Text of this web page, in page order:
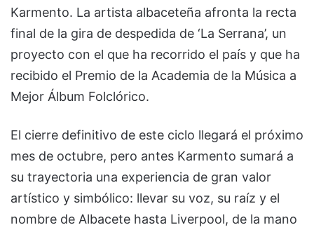
Karmento. La artista albaceteña afronta la recta
final de la gira de despedida de ‘La Serrana’, un
proyecto con el que ha recorrido el país y que ha
recibido el Premio de la Academia de la Música a
Mejor Álbum Folclórico.
El cierre definitivo de este ciclo llegará el próximo
mes de octubre, pero antes Karmento sumará a
su trayectoria una experiencia de gran valor
artístico y simbólico: llevar su voz, su raíz y el
nombre de Albacete hasta Liverpool, de la mano